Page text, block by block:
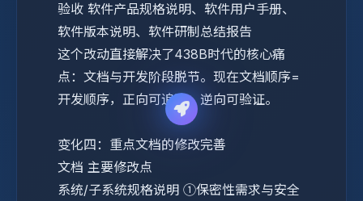
验收 软件产品规格说明、软件用户手册、
软件版本说明、软件研制总结报告
这个改动直接解决了438B时代的核心痛
点：文档与开发阶段脱节。现在文档顺序=
开发顺序，正向可追踪，逆向可验证。
变化四：重点文档的修改完善
文档 主要修改点
系统/子系统规格说明 ①保密性需求与安全